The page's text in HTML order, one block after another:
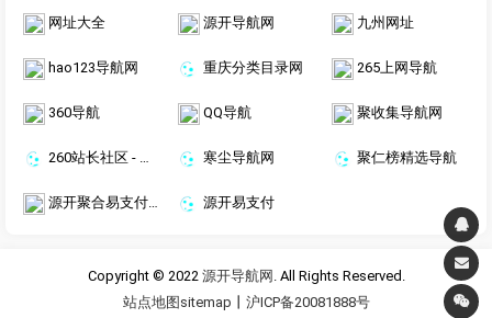
网址大全 源开导航网 九州网址
hao123导航网 重庆分类目录网 265上网导航
360导航 QQ导航 聚收集导航网
260站长社区 - 专业的站长学习交流平台 寒尘导航网 聚仁榜精选导航
源开聚合易支付-行业领先的免签约易支付平台 源开易支付
Copyright © 2022 源开导航网 . All Rights Reserved.
站点地图sitemap
沪ICP备20081888号